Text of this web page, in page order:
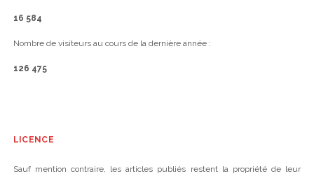
16 584
Nombre de visiteurs au cours de la dernière année :
126 475
LICENCE
Sauf mention contraire, les articles publiés restent la propriété de leur